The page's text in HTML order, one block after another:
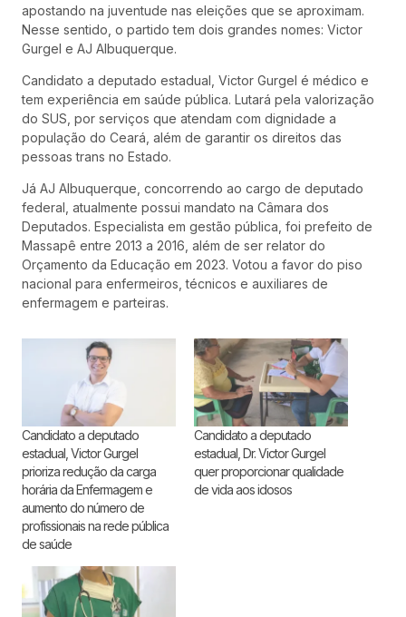
apostando na juventude nas eleições que se aproximam.
Nesse sentido, o partido tem dois grandes nomes: Victor
Gurgel e AJ Albuquerque.
Candidato a deputado estadual, Victor Gurgel é médico e
tem experiência em saúde pública. Lutará pela valorização
do SUS, por serviços que atendam com dignidade a
população do Ceará, além de garantir os direitos das
pessoas trans no Estado.
Já AJ Albuquerque, concorrendo ao cargo de deputado
federal, atualmente possui mandato na Câmara dos
Deputados. Especialista em gestão pública, foi prefeito de
Massapê entre 2013 a 2016, além de ser relator do
Orçamento da Educação em 2023. Votou a favor do piso
nacional para enfermeiros, técnicos e auxiliares de
enfermagem e parteiras.
Candidato a deputado
estadual, Victor Gurgel
prioriza redução da carga
horária da Enfermagem e
aumento do número de
profissionais na rede pública
de saúde
Candidato a deputado
estadual, Dr. Victor Gurgel
quer proporcionar qualidade
de vida aos idosos